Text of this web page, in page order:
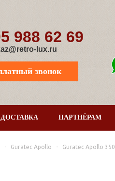
988 62 69
lux.ru
звонок
ПАРТНЁРАМ
- Guratec Apollo - Guratec Apollo 350